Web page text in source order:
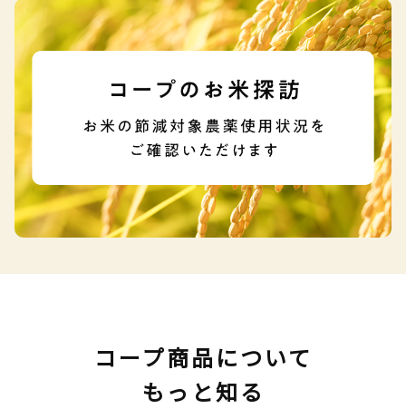
コープ商品について
もっと知る